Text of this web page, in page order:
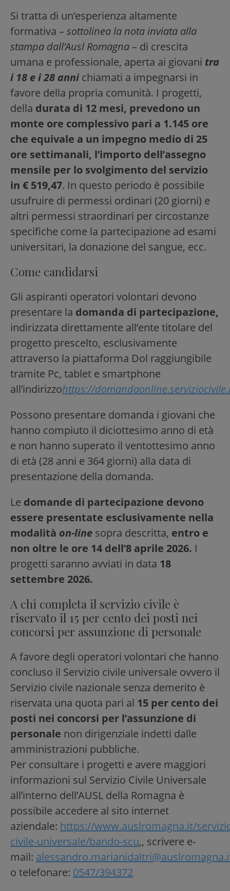
Si tratta di un’esperienza altamente
formativa – sottolinea la nota inviata alla
stampa dall’Ausl Romagna – di crescita
umana e professionale, aperta ai giovani tra
i 18 e i 28 annichiamati a impegnarsi in
favore della propria comunità. I progetti,
della durata di 12 mesi, prevedono un
monte ore complessivo pari a 1.145 ore
che equivale a un impegno medio di 25
ore settimanali, l’importo dell’assegno
mensile per lo svolgimento del servizio
in € 519,47. In questo periodo è possibile
usufruire di permessi ordinari (20 giorni) e
altri permessi straordinari per circostanze
specifiche come la partecipazione ad esami
universitari, la donazione del sangue, ecc.
Come candidarsi
Gli aspiranti operatori volontari devono
presentare la domanda di partecipazione,
indirizzata direttamente all’ente titolare del
progetto prescelto, esclusivamente
attraverso la piattaforma Dol raggiungibile
tramite Pc, tablet e smartphone
all’indirizzohttps://
Possono presentare domanda i giovani che
hanno compiuto il diciottesimo anno di età
e non hanno superato il ventottesimo anno
di età (28 anni e 364 giorni) alla data di
presentazione della domanda.
Le domande di partecipazione devono
essere presentate esclusivamente nella
modalità on-line sopra descritta, entro e
non oltre le ore 14 dell’8 aprile 2026. I
progetti saranno avviati in data 18
settembre 2026.
A chi completa il servizio civile è
riservato il 15 per cento dei posti nei
concorsi per assunzione di personale
A favore degli operatori volontari che hanno
concluso il Servizio civile universale ovvero il
Servizio civile nazionale senza demerito è
riservata una quota pari al 15 per cento dei
posti nei concorsi per l’assunzione di
personale non dirigenziale indetti dalle
amministrazioni pubbliche.
Per consultare i progetti e avere maggiori
informazioni sul Servizio Civile Universale
all’interno dell’AUSL della Romagna è
possibile accedere al sito internet
aziendale: https://www.auslromagna.it/
civile-universale/bando-scu,, scrivere e-
mail:
o telefonare: 0547/394372